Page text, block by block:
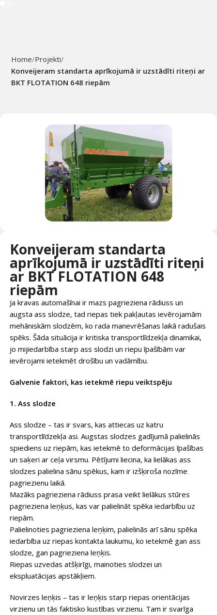
Home Projekti
Konveijeram standarta aprīkojumā ir uzstādīti riteņi ar
BKT FLOTATION 648 riepām
Konveijeram standarta
aprīkojumā ir uzstādīti riteņi
ar BKT FLOTATION 648
riepām
Ja kravas automašīnai ir mazs pagrieziena rādiuss un
augsta ass slodze, tad riepas tiek pakļautas ievērojamām
mehāniskām slodzēm, ko rada manevrēšanas laikā radušais
spēks. Šāda situācija ir kritiska transportlīdzekļa dinamikai,
jo mijiedarbība starp ass slodzi un riepu īpašībām var
ievērojami ietekmēt drošību un vadāmību.
Galvenie faktori, kas ietekmē riepu veiktspēju
1. Ass slodze
Ass slodze – tas ir svars, kas attiecas uz katru
transportlīdzekļa asi. Augstas slodzes gadījumā palielinās
spiediens uz riepām, kas ietekmē to deformācijas īpašības
un saķeri ar ceļa virsmu. Pētījumi liecina, ka lielākas ass
slodzes palielina sānu spēkus, kam ir izšķiroša nozīme
pagriezienu laikā.
Mazāks pagrieziena rādiuss prasa veikt lielākus stūres
pagrieziena leņķus, kas var palielināt spēka iedarbību uz
riepām.
Palielinoties pagrieziena leņķim, palielinās arī sānu spēka
iedarbība uz riepas kontakta laukumu, ko ietekmē gan ass
slodze, gan pagrieziena leņķis.
Riepas uzvedas atšķirīgi, mainoties slodzei un
ekspluatācijas apstākļiem.
Novirzes leņķis – tas ir leņķis starp riepas orientācijas
virzienu un tās faktisko kustības virzienu. Tam ir svarīga